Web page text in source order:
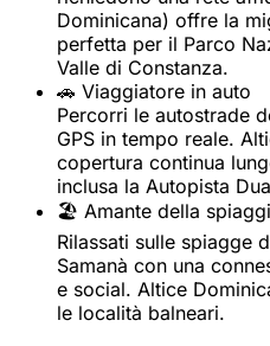
Dominicana) offre la
perfetta per il Parco
Valle di Constanza.
🚗 Viaggiatore in auto
Percorri le autostrade
GPS in tempo reale.
copertura continua
inclusa la Autopista
🏖️ Amante della
Rilassati sulle spiagge
Samanà con una
e social. Altice
le località balneari.